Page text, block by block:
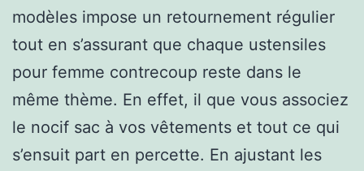
modèles impose un retournement régulier
tout en s’assurant que chaque ustensiles
pour femme contrecoup reste dans le
même thème. En effet, il que vous associez
le nocif sac à vos vêtements et tout ce qui
s’ensuit part en percette. En ajustant les